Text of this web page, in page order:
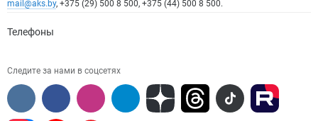
mail@aks.by, +375 (29) 500 8 500, +375 (44) 500 8 500.
Телефоны
Следите за нами в соцсетях